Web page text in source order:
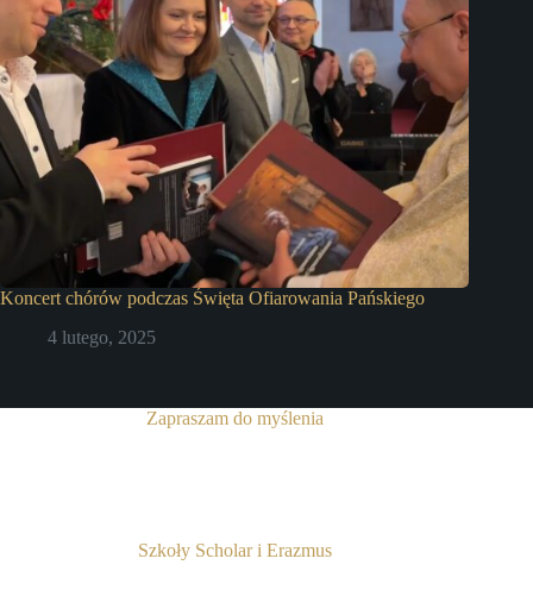
Koncert chórów podczas Święta Ofiarowania Pańskiego
4 lutego, 2025
Zapraszam do myślenia
Szkoły Scholar i Erazmus